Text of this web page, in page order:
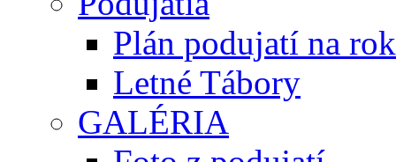
Plán podujatí na
Letné Tábory
GALÉRIA